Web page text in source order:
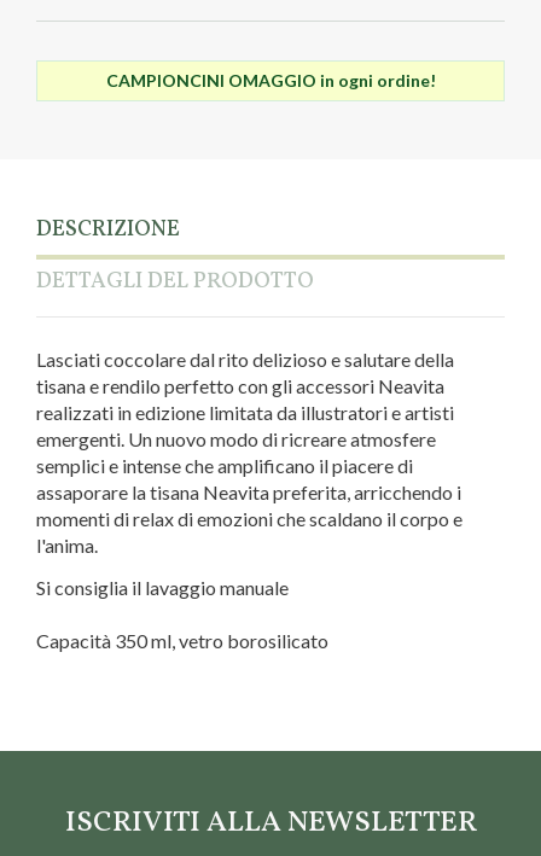
CAMPIONCINI OMAGGIO in ogni ordine!
DESCRIZIONE
DETTAGLI DEL PRODOTTO
Lasciati coccolare dal rito delizioso e salutare della
tisana e rendilo perfetto con gli accessori Neavita
realizzati in edizione limitata da illustratori e artisti
emergenti. Un nuovo modo di ricreare atmosfere
semplici e intense che amplificano il piacere di
assaporare la tisana Neavita preferita, arricchendo i
momenti di relax di emozioni che scaldano il corpo e
l'anima.
Si consiglia il lavaggio manuale
Capacità 350 ml, vetro borosilicato
ISCRIVITI ALLA NEWSLETTER